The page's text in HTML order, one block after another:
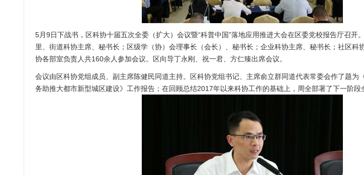
5月9日下战书，区科协十届五次全委（扩大）会议暨“科普中国”落地应用推进大会在区委党校报告厅召开
里、街道科协主席、秘书长；区级学（协）会理事长（会长）、秘书长；企业科协主席、秘书长；社区科
协各部室负责人共160余人参加会议。区向导丁永刚、祝一君、方仁臻出席会议。
会议由区科协党组成员、副主席陈健民同道主持。区科协党组书记、主席俞立群同道代表常委会作了题为
务助推大都市新型城区建设》工作报告；在回顾总结2017年以来科协工作的基础上，周全部署了下一阶段